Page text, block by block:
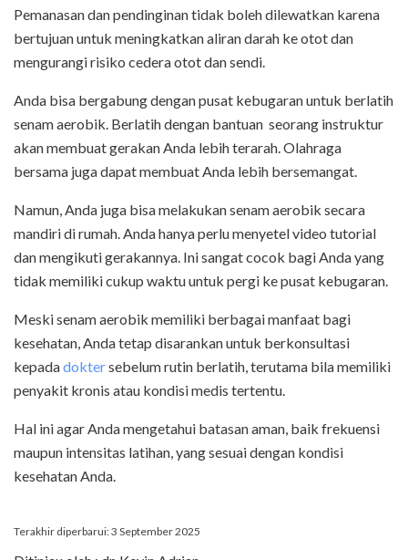
Pemanasan dan pendinginan tidak boleh dilewatkan karena
bertujuan untuk meningkatkan aliran darah ke otot dan
mengurangi risiko cedera otot dan sendi.
Anda bisa bergabung dengan pusat kebugaran untuk berlatih
senam aerobik. Berlatih dengan bantuan seorang instruktur
akan membuat gerakan Anda lebih terarah. Olahraga
bersama juga dapat membuat Anda lebih bersemangat.
Namun, Anda juga bisa melakukan senam aerobik secara
mandiri di rumah. Anda hanya perlu menyetel video tutorial
dan mengikuti gerakannya. Ini sangat cocok bagi Anda yang
tidak memiliki cukup waktu untuk pergi ke pusat kebugaran.
Meski senam aerobik memiliki berbagai manfaat bagi
kesehatan, Anda tetap disarankan untuk berkonsultasi
kepadadoktersebelum rutin berlatih, terutama bila memiliki
penyakit kronis atau kondisi medis tertentu.
Hal ini agar Anda mengetahui batasan aman, baik frekuensi
maupun intensitas latihan, yang sesuai dengan kondisi
kesehatan Anda.
Terakhir diperbarui: 3 September 2025